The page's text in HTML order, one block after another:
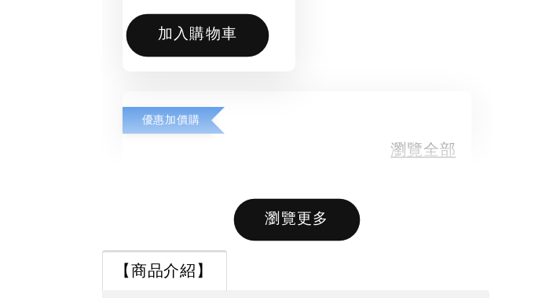
加入購物車
優惠加價購
瀏覽全部
瀏覽更多
【商品介紹】